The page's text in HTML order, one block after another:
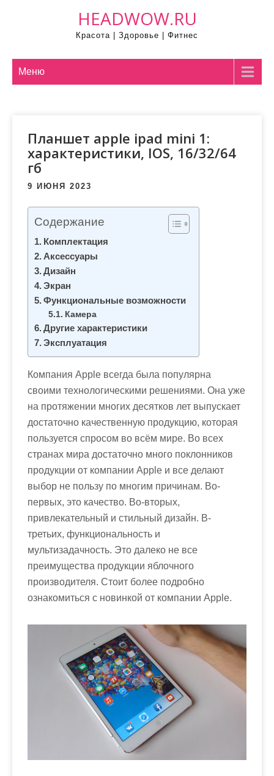
HEADWOW.RU
Красота | Здоровье | Фитнес
Меню
Планшет apple ipad mini 1:
характеристики, IOS, 16/32/64
гб
9 ИЮНЯ 2023
Содержание
Комплектация
Аксессуары
Дизайн
Экран
Функциональные возможности
Камера
Другие характеристики
Эксплуатация
Компания Apple всегда была популярна
своими технологическими решениями. Она уже
на протяжении многих десятков лет выпускает
достаточно качественную продукцию, которая
пользуется спросом во всём мире. Во всех
странах мира достаточно много поклонников
продукции от компании Apple и все делают
выбор не пользу по многим причинам. Во-
первых, это качество. Во-вторых,
привлекательный и стильный дизайн. В-
третьих, функциональность и
мультизадачность. Это далеко не все
преимущества продукции яблочного
производителя. Стоит более подробно
ознакомиться с новинкой от компании Apple.